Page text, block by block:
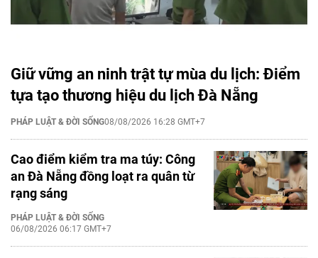
Giữ vững an ninh trật tự mùa du lịch: Điểm
tựa tạo thương hiệu du lịch Đà Nẵng
PHÁP LUẬT & ĐỜI SỐNG08/08/2026 16:28 GMT+7
Cao điểm kiểm tra ma túy: Công
an Đà Nẵng đồng loạt ra quân từ
rạng sáng
PHÁP LUẬT & ĐỜI SỐNG
06/08/2026 06:17 GMT+7